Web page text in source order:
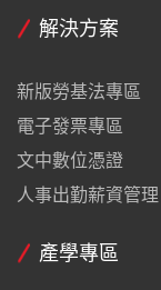
解決方案
新版勞基法專區
電子發票專區
文中數位憑證
人事出勤薪資管理
產學專區